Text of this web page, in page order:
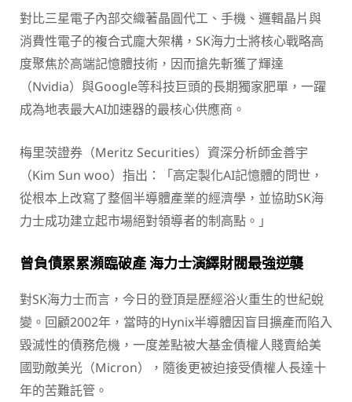
對比三星電子內部交織著晶圓代工、手機、邏輯晶片與
消費性電子的複合式龐大架構，SK海力士將核心戰略高
度聚焦於高端記憶體技術，因而搶先斬獲了輝達
（Nvidia）與Google等科技巨頭的長期獨家肥單，一躍
成為地表最大AI加速器的最核心供應商。
梅里茨證券（Meritz Securities）資深分析師金善宇
（Kim Sun woo）指出：「高定製化AI記憶體的問世，
從根本上改寫了整個半導體產業的經濟學，並協助SK海
力士成功建立起市場絕對領導者的制高點。」
曾負債累累瀕臨破產 海力士演繹財閥最強逆襲
對SK海力士而言，今日的登頂是歷經浴火重生的世紀蛻
變。回顧2002年，當時的Hynix半導體因盲目擴產而陷入
毀滅性的債務危機，一度差點被大基金債權人賤賣給美
國勁敵美光（Micron），隨後更被迫接受債權人長達十
年的苦難託管。